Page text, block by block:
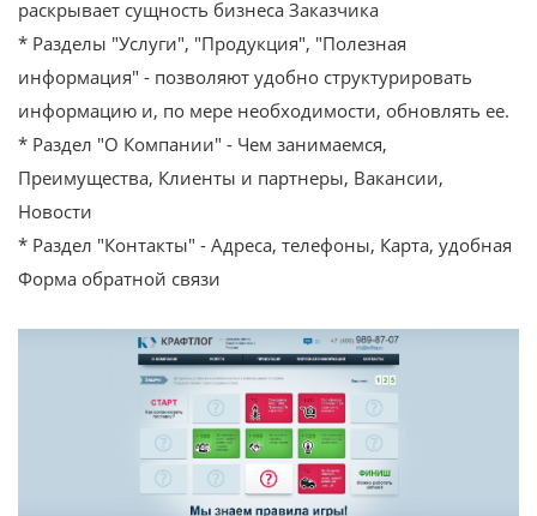
раскрывает сущность бизнеса Заказчика
* Разделы "Услуги", "Продукция", "Полезная
информация" - позволяют удобно структурировать
информацию и, по мере необходимости, обновлять ее.
* Раздел "О Компании" - Чем занимаемся,
Преимущества, Клиенты и партнеры, Вакансии,
Новости
* Раздел "Контакты" - Адреса, телефоны, Карта, удобная
Форма обратной связи